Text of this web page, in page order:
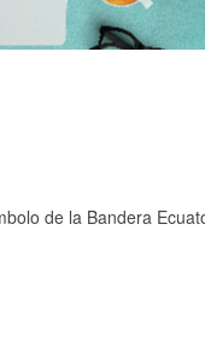
de la Bandera